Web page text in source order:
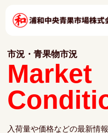
市況・青果物市況
Market
入荷量や価格などの最新情